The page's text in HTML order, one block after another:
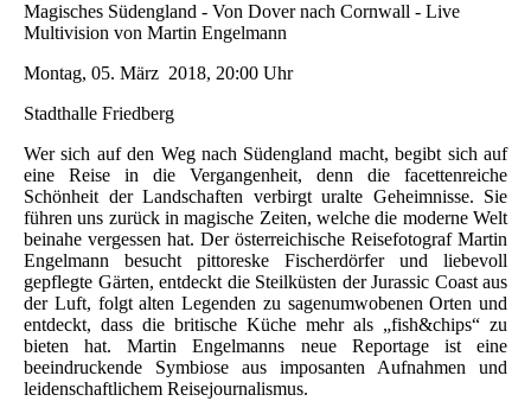
Magisches Südengland - Von Dover nach Cornwall - Live
Multivision von Martin Engelmann
Montag, 05. März 2018, 20:00 Uhr
Stadthalle Friedberg
Wer sich auf den Weg nach Südengland macht, begibt sich auf
eine Reise in die Vergangenheit, denn die facettenreiche
Schönheit der Landschaften verbirgt uralte Geheimnisse. Sie
führen uns zurück in magische Zeiten, welche die moderne Welt
beinahe vergessen hat. Der österreichische Reisefotograf Martin
Engelmann besucht pittoreske Fischerdörfer und liebevoll
gepflegte Gärten, entdeckt die Steilküsten der Jurassic Coast aus
der Luft, folgt alten Legenden zu sagenumwobenen Orten und
entdeckt, dass die britische Küche mehr als „fish&chips“ zu
bieten hat. Martin Engelmanns neue Reportage ist eine
beeindruckende Symbiose aus imposanten Aufnahmen und
leidenschaftlichem Reisejournalismus.